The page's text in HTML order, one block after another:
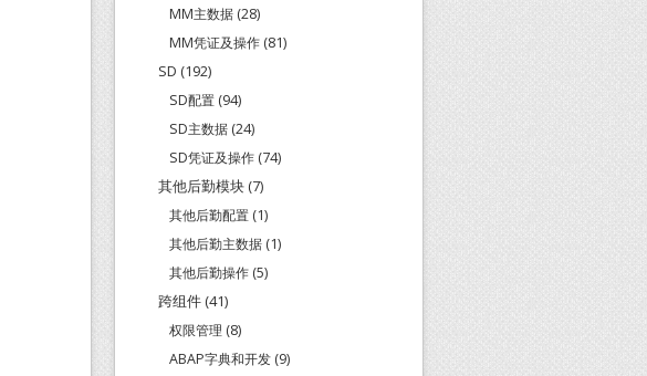
MM主数据 (28)
MM凭证及操作 (81)
SD (192)
SD配置 (94)
SD主数据 (24)
SD凭证及操作 (74)
其他后勤模块 (7)
其他后勤配置 (1)
其他后勤主数据 (1)
其他后勤操作 (5)
跨组件 (41)
权限管理 (8)
ABAP字典和开发 (9)